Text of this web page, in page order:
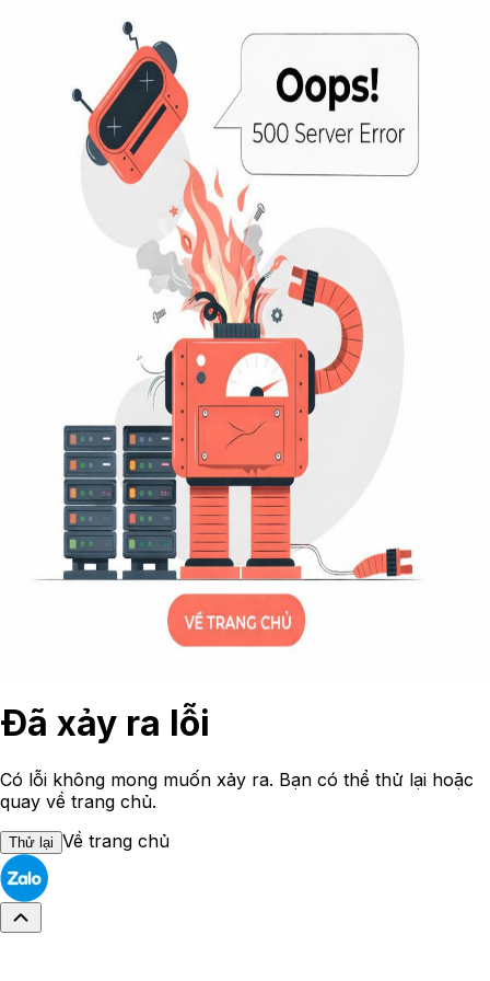
Đã xảy ra lỗi
Có lỗi không mong muốn xảy ra. Bạn có thể thử lại hoặc
quay về trang chủ.
Thử lại Về trang chủ